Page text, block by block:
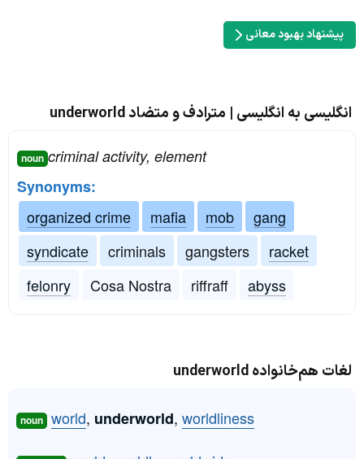
پیشنهاد بهبود معانی
انگلیسی به انگلیسی | مترادف و متضاد underworld
noun criminal activity, element
Synonyms:
organized crime
mafia mob
gang
syndicate
criminals gangsters
racket
felonry
Cosa Nostra riffraff abyss
لغات هم‌خانواده underworld
noun world, underworld, worldliness